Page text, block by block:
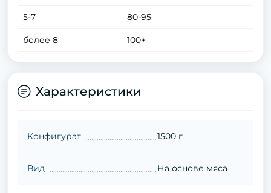
5-7 80-95
более 8 100+
Характеристики
Конфигурат 1500 г
Вид На основе мяса